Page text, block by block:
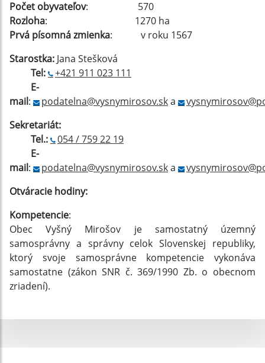
Počet obyvateľov: 570
Rozloha: 1270 ha
Prvá písomná zmienka: v roku 1567
Starostka: Jana Stešková
Tel:
+421 911 023 111
E-
mail: podatelna@vysnymirosov.ska
Sekretariát:
Tel.:
054 / 759 22 19
E-
mail: podatelna@vysnymirosov.ska
Otváracie hodiny:
Kompetencie:
Obec Vyšný Mirošov je samostatný územný
samosprávny a správny celok Slovenskej republiky,
ktorý svoje samosprávne kompetencie vykonáva
samostatne (zákon SNR č. 369/1990 Zb. o obecnom
zriadení).